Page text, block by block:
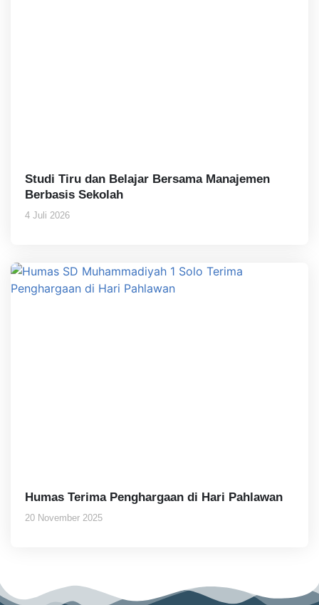
Studi Tiru dan Belajar Bersama Manajemen
Berbasis Sekolah
4 Juli 2026
Humas Terima Penghargaan di Hari Pahlawan
20 November 2025